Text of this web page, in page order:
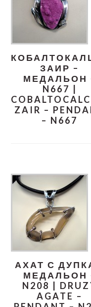
ЗАИР –
МЕДАЛЬОН
N667 |
ZAIR –
– N667
АХАТ С
МЕДАЛЬОН
N208 |
AGATE –